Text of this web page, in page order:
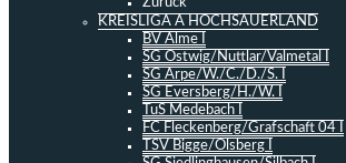
KREISLIGA A HOCHSAUERLAND
BV Alme I
SG Ostwig/Nuttlar/Valmetal I
SG Arpe/W./C./D./S. I
SG Eversberg/H./W. I
TuS Medebach I
FC Fleckenberg/Grafschaft 04 I
TSV Bigge/Olsberg I